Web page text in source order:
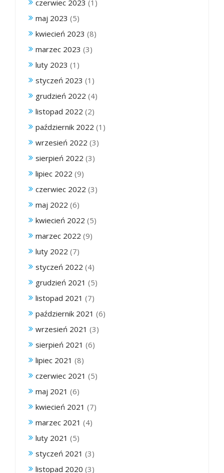
czerwiec 2023 (1)
maj 2023 (5)
kwiecień 2023 (8)
marzec 2023 (3)
luty 2023 (1)
styczeń 2023 (1)
grudzień 2022 (4)
listopad 2022 (2)
październik 2022 (1)
wrzesień 2022 (3)
sierpień 2022 (3)
lipiec 2022 (9)
czerwiec 2022 (3)
maj 2022 (6)
kwiecień 2022 (5)
marzec 2022 (9)
luty 2022 (7)
styczeń 2022 (4)
grudzień 2021 (5)
listopad 2021 (7)
październik 2021 (6)
wrzesień 2021 (3)
sierpień 2021 (6)
lipiec 2021 (8)
czerwiec 2021 (5)
maj 2021 (6)
kwiecień 2021 (7)
marzec 2021 (4)
luty 2021 (5)
styczeń 2021 (3)
listopad 2020 (3)